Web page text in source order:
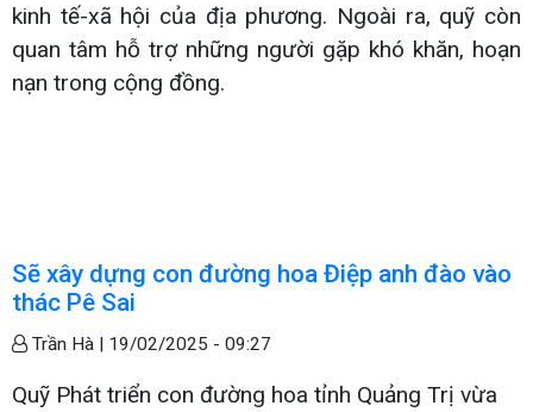
kinh tế-xã hội của địa phương. Ngoài ra, quỹ còn
quan tâm hỗ trợ những người gặp khó khăn, hoạn
nạn trong cộng đồng.
Sẽ xây dựng con đường hoa Điệp anh đào vào
thác Pê Sai
Trần Hà | 19/02/2025 - 09:27
Quỹ Phát triển con đường hoa tỉnh Quảng Trị vừa